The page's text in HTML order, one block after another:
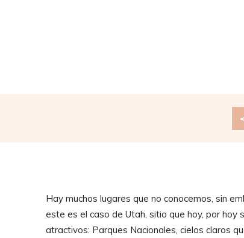
Hay muchos lugares que no conocemos, sin
este es el caso de Utah, sitio que hoy, por
atractivos: Parques Nacionales, cielos claros